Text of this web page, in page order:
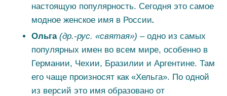
настоящую популярность. Сегодня это самое
модное женское имя в России.
Ольга(др.-рус. «святая») –одно из самых
популярных имен во всем мире, особенно в
Германии, Чехии, Бразилии и Аргентине. Там
его чаще произносят как «Хельга». По одной
из версий это имя образовано от